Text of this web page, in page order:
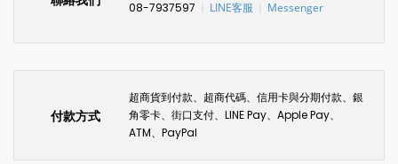
08-7937597
LINE客服 Messenger
付款方式
超商貨到付款、超商代碼、信用卡與分期付款、銀
角零卡、街口支付、LINE Pay、Apple Pay、
ATM、PayPal